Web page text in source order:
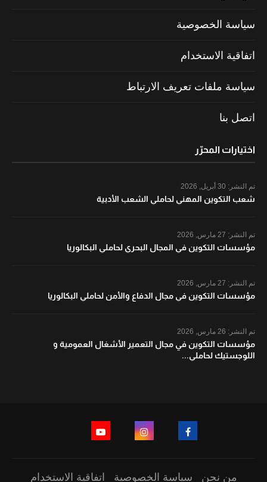
سياسة الخصوصية
اتفاقية الاستخدام
سياسة ملفات تعريف الارتباط
اتصل بنا
اختيارات المحرّر
تم النشر:
شعب التكوين المهني لحاملي الشعب الأدبية
تم النشر:
مؤسسات التكوين في المجال البحري لحاملي البكالوريا
تم النشر:
مؤسسات التكوين في مجال الدفاع والأمن لحاملي البكالوريا
تم النشر:
مؤسسات التكوين في مجال التعمير الأشغال العمومية و
اللوجستيك لحاملي...
من نحن سياسة الخصوصية اتفاقية الاستخدام